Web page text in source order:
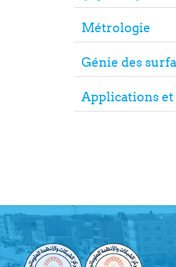
Métrologie
Génie des
Applications et